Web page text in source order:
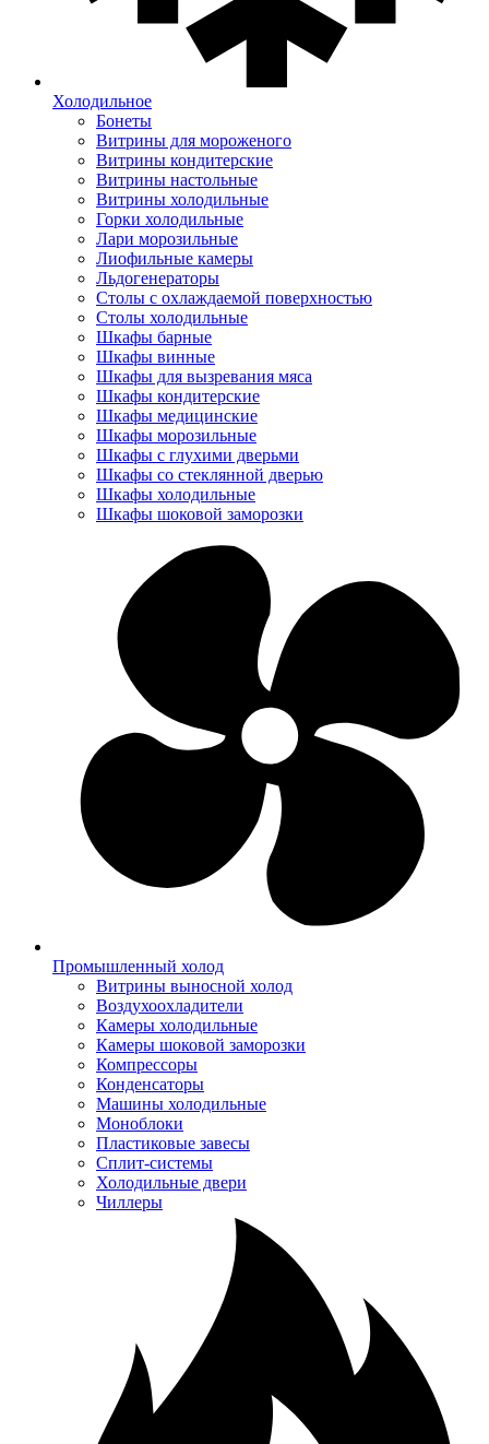
Холодильное
Бонеты
Витрины для мороженого
Витрины кондитерские
Витрины настольные
Витрины холодильные
Горки холодильные
Лари морозильные
Лиофильные камеры
Льдогенераторы
Столы с охлаждаемой поверхностью
Столы холодильные
Шкафы барные
Шкафы винные
Шкафы для вызревания мяса
Шкафы кондитерские
Шкафы медицинские
Шкафы морозильные
Шкафы с глухими дверьми
Шкафы со стеклянной дверью
Шкафы холодильные
Шкафы шоковой заморозки
Промышленный холод
Витрины выносной холод
Воздухоохладители
Камеры холодильные
Камеры шоковой заморозки
Компрессоры
Конденсаторы
Машины холодильные
Моноблоки
Пластиковые завесы
Сплит-системы
Холодильные двери
Чиллеры